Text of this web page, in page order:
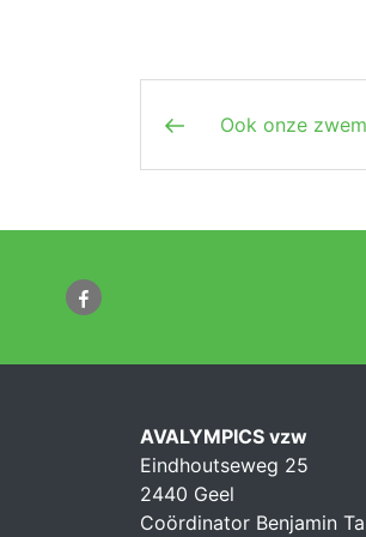
Vorig bericht
Ook onze
AVALYMPICS vzw
Eindhoutseweg 25
2440 Geel
Coördinator Benjamin